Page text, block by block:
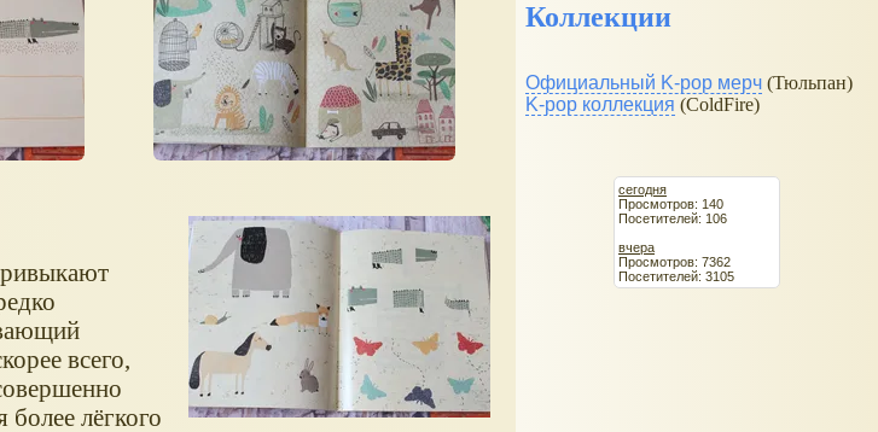
всего,
лёгкого
Коллекции
Официальный K-pop мерч (Тюльпан)
K-pop коллекция (ColdFire)
сегодня
Просмотров: 140
Посетителей: 106
вчера
Просмотров: 7362
Посетителей: 3105